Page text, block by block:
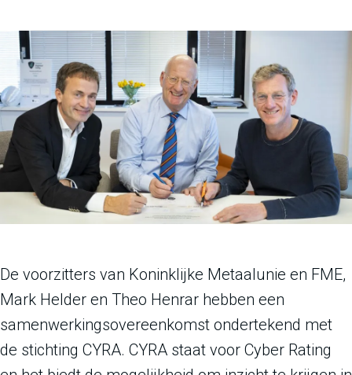
De voorzitters van Koninklijke Metaalunie en FME,
Mark Helder en Theo Henrar hebben een
samenwerkingsovereenkomst ondertekend met
de stichting CYRA. CYRA staat voor Cyber Rating